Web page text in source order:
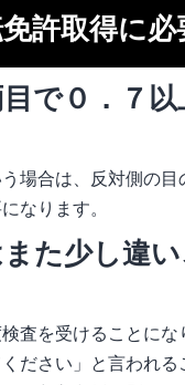
許取得に
で０．７
場合は、反対側の
なります。
た少し違
査を受けることに
ださい」と言われる